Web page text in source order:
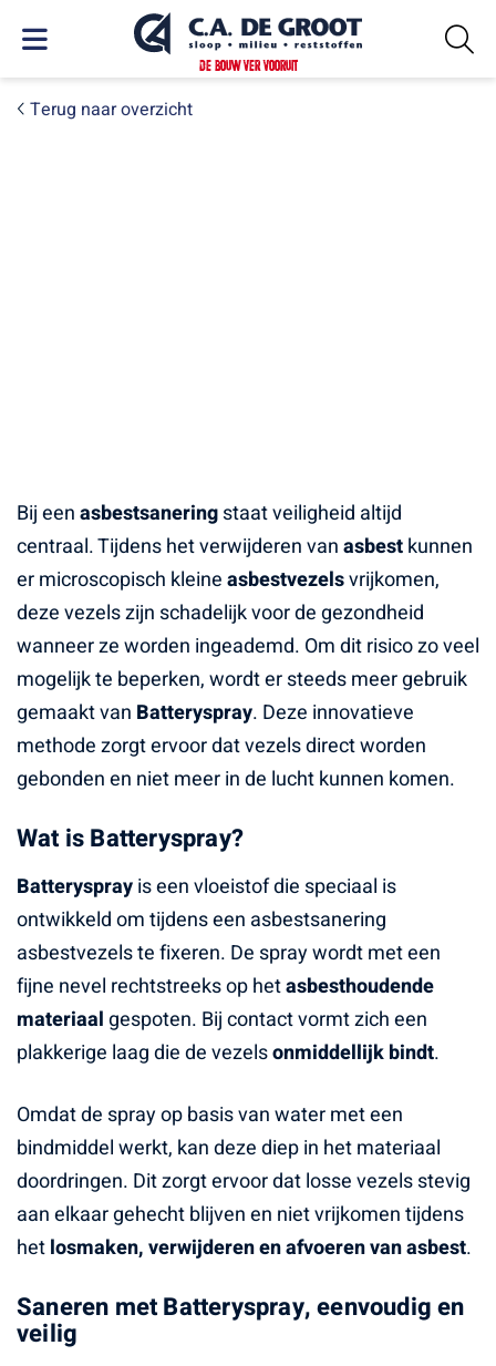
DE BOUW VER VOORUIT
Terug naar overzicht
Bij eenasbestsaneringstaat veiligheid altijd
centraal. Tijdens het verwijderen vanasbestkunnen
er microscopisch kleineasbestvezelsvrijkomen,
deze vezels zijn schadelijk voor de gezondheid
wanneer ze worden ingeademd. Om dit risico zo veel
mogelijk te beperken, wordt er steeds meer gebruik
gemaakt van Batteryspray. Deze innovatieve
methode zorgt ervoor dat vezels direct worden
gebonden en niet meer in de lucht kunnen komen.
Wat is Batteryspray?
Batterysprayis een vloeistof die speciaal is
ontwikkeld om tijdens een asbestsanering
asbestvezels te fixeren. De spray wordt met een
fijne nevel rechtstreeks op hetasbesthoudende
materiaalgespoten. Bij contact vormt zich een
plakkerige laag die de vezelsonmiddellijk bindt.
Omdat de spray op basis van water met een
bindmiddel werkt, kan deze diep in het materiaal
doordringen. Dit zorgt ervoor dat losse vezels stevig
aan elkaar gehecht blijven en niet vrijkomen tijdens
hetlosmaken, verwijderen en afvoeren van asbest.
Saneren met Batteryspray, eenvoudig en
veilig